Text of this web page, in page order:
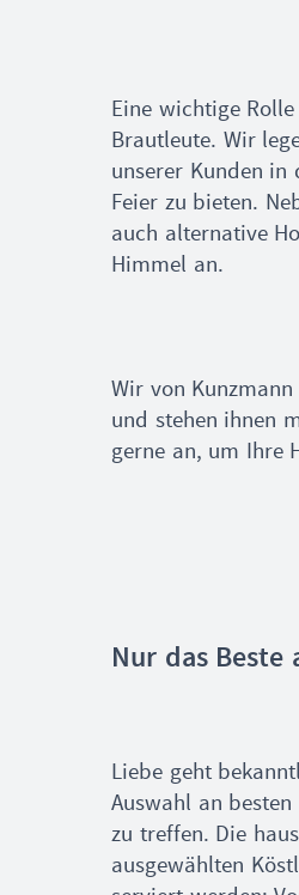
Eine wichtige
Brautleute. Wir
unserer Kunden in
Feier zu bieten.
auch alternative
Himmel an.
Wir von
und stehen ihnen
gerne an, um Ihre
Nur das Beste
Liebe geht
Auswahl an
zu treffen. Die
ausgewählten